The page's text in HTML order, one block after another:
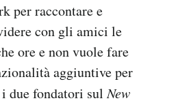
per raccontare e
con gli amici le
ore e non vuole fare
aggiuntive per
i due fondatori sulNew